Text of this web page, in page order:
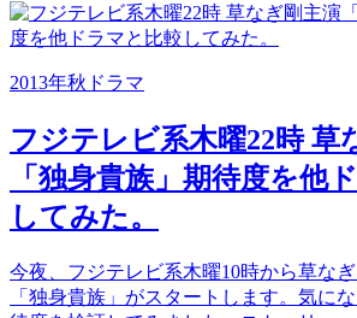
2013年秋ドラマ
フジテレビ系木曜22時 草
「独身貴族」期待度を他
してみた。
今夜、フジテレビ系木曜10時から草な
「独身貴族」がスタートします。気に